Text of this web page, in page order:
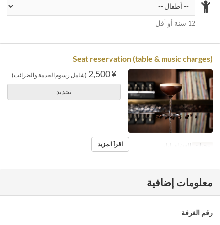
12 سنة أو أقل
Seat reservation (table & music charges)
¥ 2,500 (شامل رسوم الخدمة والضرائب)
تحديد
وجبات العشاء, ليلة اقرأ المزيد
معلومات إضافية
رقم الغرفة